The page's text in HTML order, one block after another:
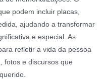
podem incluir placas,
ajudando a transformar
e especial. As
refletir a vida da pessoa
fotos e discursos que